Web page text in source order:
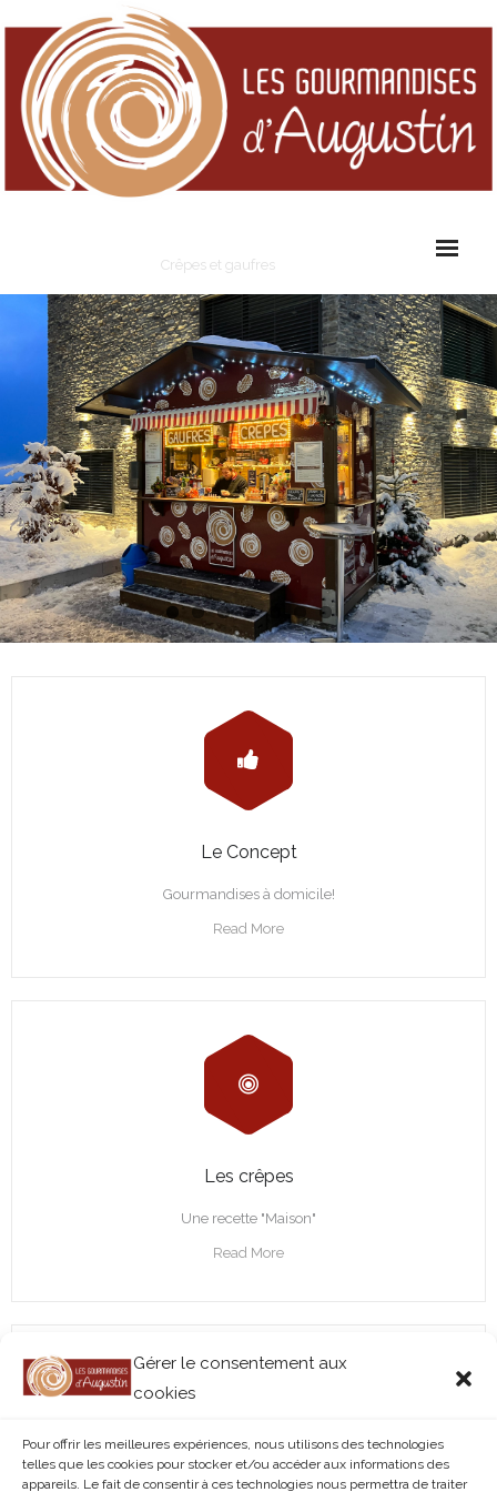
Gérer le consentement aux
cookies
Pour offrir les meilleures expériences, nous utilisons des technologies
telles que les cookies pour stocker et/ou accéder aux informations des
appareils. Le fait de consentir à ces technologies nous permettra de traiter
Crêpes et gaufres
Cart (0Items)
Le Concept
Gourmandises à domicile!
Read More
Les crêpes
Une recette "Maison"
Read More